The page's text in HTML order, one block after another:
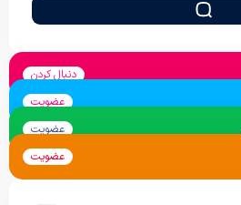
دنبال کردن
عضویت
عضویت
عضویت